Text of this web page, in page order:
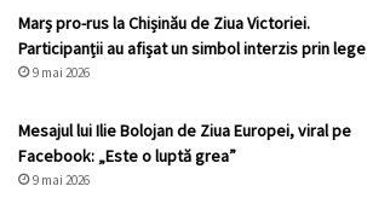
Marș pro-rus la Chișinău de Ziua Victoriei.
Participanții au afișat un simbol interzis prin lege
9 mai 2026
Mesajul lui Ilie Bolojan de Ziua Europei, viral pe
Facebook: „Este o luptă grea”
9 mai 2026